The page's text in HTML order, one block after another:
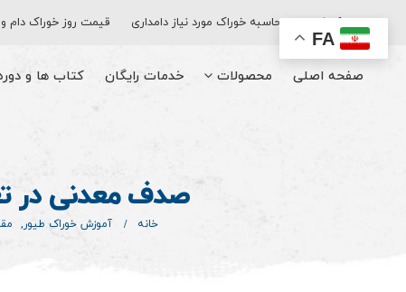
اپلیکیشن محاسبه خوراک مورد نیاز دامداری قیمت روز خوراک دام
صفحه اصلی محصولات خدمات رایگان کتاب‌ ها و
صدف معدنی در
خانه آموزش خوراک طیور,
FA